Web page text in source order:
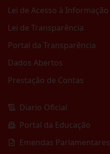
Lei de Acesso à Informação
Lei de Transparência
Portal da Transparência
Dados Abertos
Prestação de Contas
Diario Oficial
Portal da Educação
Emendas Parlamentares